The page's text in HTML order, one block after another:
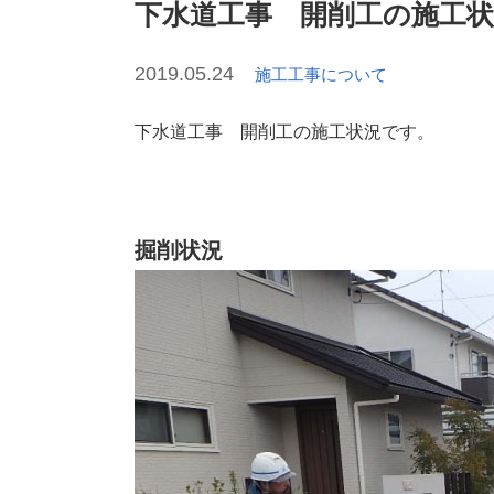
下水道工事 開削工の施工
2019.05.24 施工工事について
下水道工事 開削工の施工状況です。
掘削状況